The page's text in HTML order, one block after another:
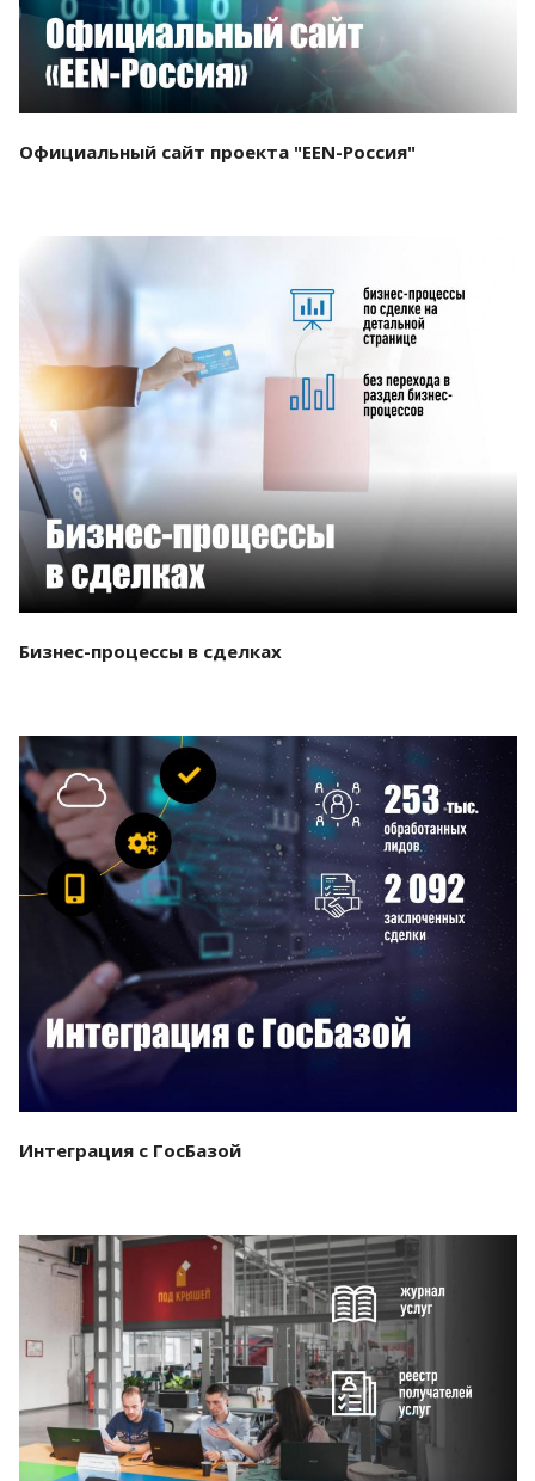
Официальный сайт проекта "EEN-Россия"
Бизнес-процессы в сделках
Смотреть проект
Интеграция с ГосБазой
Смотреть проект